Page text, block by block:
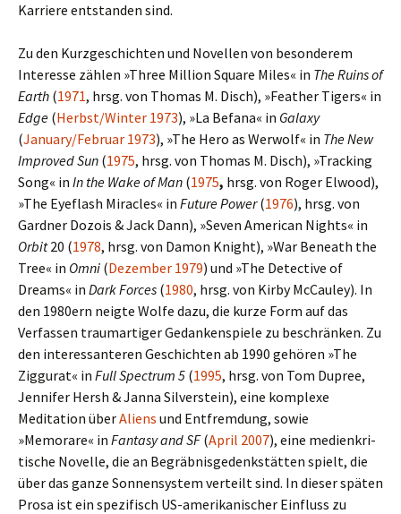
Karriere ent­stan­den sind.
Zu den Kurzgeschichten und Novellen von beson­de­rem
Interesse zählen »Three Million Square Miles« in The Ruins of
Earth (1971, hrsg. von Thomas M. Disch), »Feather Tigers« in
Edge (Herbst/Winter 1973), »La Befana« in Galaxy
(January/Februar 1973), »The Hero as Werwolf« in The New
Improved Sun (1975, hrsg. von Thomas M. Disch), »Tracking
Song« in In the Wake of Man (1975, hrsg. von Roger Elwood),
»The Eyeflash Miracles« in Future Power(1976), hrsg. von
Gardner Dozois & Jack Dann), »Seven American Nights« in
Orbit20 (1978, hrsg. von Damon Knight), »War Beneath the
Tree« in Omni (Dezember 1979) und »The Detective of
Dreams« in Dark Forces (1980, hrsg. von Kirby McCauley). In
den 1980ern neigte Wolfe dazu, die kurze Form auf das
Verfassen traum­ar­ti­ger Gedankenspiele zu beschrän­ken. Zu
den inter­es­san­te­ren Geschichten ab 1990 gehö­ren »The
Ziggurat« in Full Spectrum 5 (1995, hrsg. von Tom Dupree,
Jennifer Hersh & Janna Silverstein), eine kom­plexe
Meditation überAliens und Entfremdung, sowie
»Memorare« in Fantasy and SF(April 2007), eine medi­en­kri­
ti­sche Novelle, die an Begräbnisgedenkstätten spielt, die
über das ganze Sonnensystem ver­teilt sind. In dieser späten
Prosa ist ein spe­zi­fisch US-amerikanischer Einfluss zu